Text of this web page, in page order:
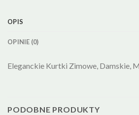
OPIS
OPINIE (0)
Eleganckie Kurtki Zimowe, Damskie,
PODOBNE PRODUKTY